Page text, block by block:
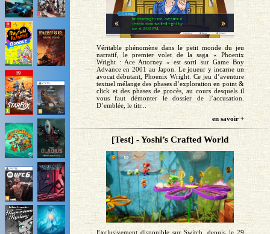
Véritable phénomène dans le petit monde du jeu
narratif, le premier volet de la saga « Phoenix
Wright : Ace Attorney » est sorti sur Game Boy
Advance en 2001 au Japon. Le joueur y incarne un
avocat débutant, Phoenix Wright. Ce jeu d’aventure
textuel mélange des phases d’exploration en point &
click et des phases de procès, au cours desquels il
vous faut démonter le dossier de l’accusation.
D’emblée, le titr...
en savoir +
[Test] - Yoshi’s Crafted World
Exclusivement disponible sur Switch, depuis le 29